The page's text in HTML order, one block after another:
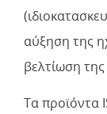
αύξηση της
βελτίωση
Τα προϊόντα